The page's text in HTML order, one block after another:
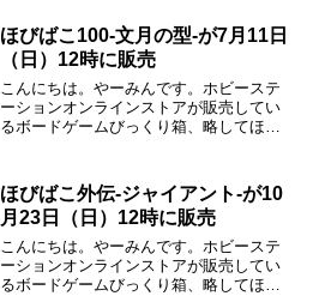
円です。販売ページはこちらほびばこ関
連の記事はこ...
ほびばこ100-文月の型-が7月11日
（日）12時に販売
こんにちは。やーみんです。ホビーステ
ーションオンラインストアが販売してい
るボードゲームびっくり箱、略してほび
10000円です。販売ページはこちらほびば
こ関連の記...
ほびばこ外伝-ジャイアント-が10
月23日（日）12時に販売
こんにちは。やーみんです。ホビーステ
ーションオンラインストアが販売してい
るボードゲームびっくり箱、略してほび